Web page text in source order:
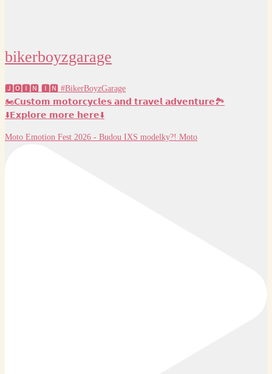
bikerboyzgarage
🅹🅾🅸🅽 🅸🅽 #BikerBoyzGarage
🏍️𝗖𝘂𝘀𝘁𝗼𝗺 𝗺𝗼𝘁𝗼𝗿𝗰𝘆𝗰𝗹𝗲𝘀 𝗮𝗻𝗱 𝘁𝗿𝗮𝘃𝗲𝗹 𝗮𝗱𝘃𝗲𝗻𝘁𝘂𝗿𝗲🏞️
⬇️𝗘𝘅𝗽𝗹𝗼𝗿𝗲 𝗺𝗼𝗿𝗲 𝗵𝗲𝗿𝗲⬇️
Moto Emotion Fest 2026 - Budou IXS modelky?! Moto